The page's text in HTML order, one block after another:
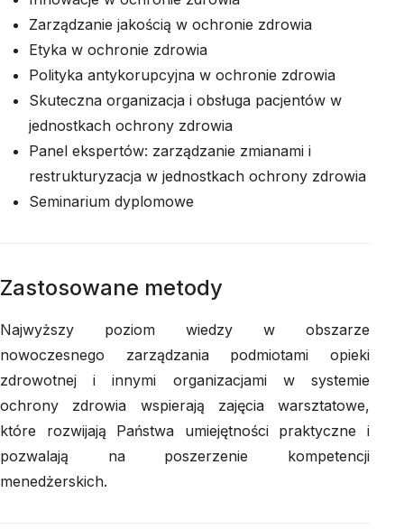
Zarządzanie jakością w ochronie zdrowia
Etyka w ochronie zdrowia
Polityka antykorupcyjna w ochronie zdrowia
Skuteczna organizacja i obsługa pacjentów w
jednostkach ochrony zdrowia
Panel ekspertów: zarządzanie zmianami i
restrukturyzacja w jednostkach ochrony zdrowia
Seminarium dyplomowe
Zastosowane metody
Najwyższy poziom wiedzy w obszarze
nowoczesnego zarządzania podmiotami opieki
zdrowotnej i innymi organizacjami w systemie
ochrony zdrowia wspierają zajęcia warsztatowe,
które rozwijają Państwa umiejętności praktyczne i
pozwalają na poszerzenie kompetencji
menedżerskich.